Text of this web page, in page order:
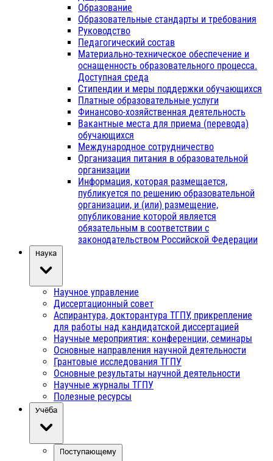
Образование
Образовательные стандарты и требования
Руководство
Педагогический состав
Материально-техническое обеспечение и
оснащенность образовательного процесса.
Доступная среда
Стипендии и меры поддержки обучающихся
Платные образовательные услуги
Финансово-хозяйственная деятельность
Вакантные места для приема (перевода)
обучающихся
Международное сотрудничество
Организация питания в образовательной
организации
Информация, которая размещается,
публикуется по решению образовательной
организации, и (или) размещение,
опубликование которой является
обязательным в соответствии с
законодательством Российской Федерации
Наука
Научное управление
Диссертационный совет
Аспирантура, докторантура ТГПУ, прикрепление
для работы над кандидатской диссертацией
Научные мероприятия: конференции, семинары
Основные направления научной деятельности
Грантовые исследования ТГПУ
Основные результаты научной деятельности
Научные журналы ТГПУ
Полезные ресурсы
Учёба
Поступающему